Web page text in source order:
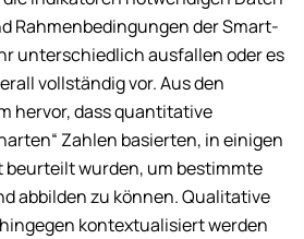
Rahmenbedingungen der Smart-
unterschiedlich ausfallen oder es
vollständig vor. Aus den
hervor, dass quantitative
Zahlen basierten, in einigen
beurteilt wurden, um bestimmte
abbilden zu können. Qualitative
kontextualisiert werden